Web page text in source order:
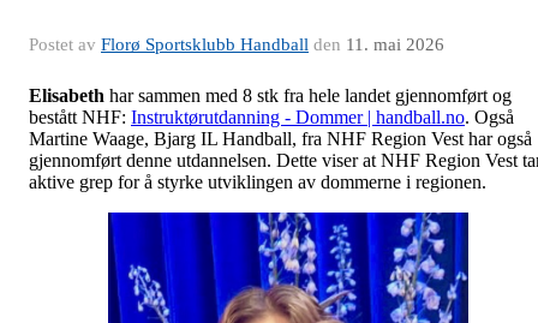
Postet av Florø Sportsklubb Handball den 11. mai 2026
Elisabeth har sammen med 8 stk fra hele landet gjennomført og
bestått NHF: Instruktørutdanning - Dommer | handball.no. Også
Martine Waage, Bjarg IL Handball, fra NHF Region Vest har også
gjennomført denne utdannelsen. Dette viser at NHF Region Vest
aktive grep for å styrke utviklingen av dommerne i regionen.